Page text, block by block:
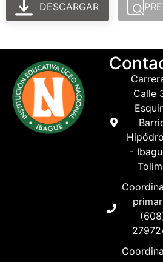
DESCARGAR
Calle
-